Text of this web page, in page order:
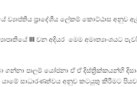
ව්‍යාප්තිය ප්‍රාදේශීය ලේකම් කොට්ඨාස
III වන අදියර මෙම
පාලම් යෝජනා ඒ ඒ දිස්ත්‍රික්කයන්හි
යාමේ සාධාරණත්වය අනුව කටයුතු කිරීමට